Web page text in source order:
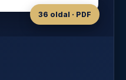
36 oldal · PDF